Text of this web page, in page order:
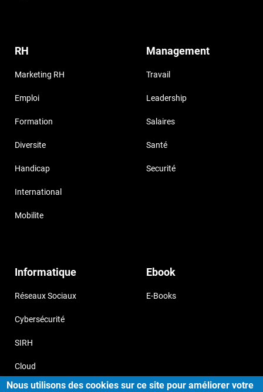
RH
Marketing RH
Emploi
Formation
Diversite
Handicap
International
Mobilite
Management
Travail
Leadership
Salaires
Santé
Securité
Informatique
Réseaux Sociaux
Cybersécurité
SIRH
Cloud
Ebook
E-Books
Nous utilisons des cookies sur ce site pour améliorer votre